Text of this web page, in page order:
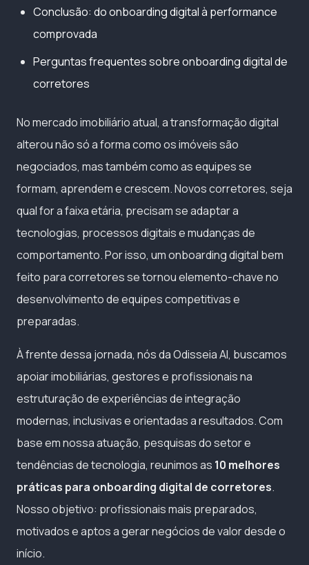
Conclusão: do onboarding digital à performance
comprovada
Perguntas frequentes sobre onboarding digital de
corretores
No mercado imobiliário atual, a transformação digital
alterou não só a forma como os imóveis são
negociados, mas também como as equipes se
formam, aprendem e crescem. Novos corretores, seja
qual for a faixa etária, precisam se adaptar a
tecnologias, processos digitais e mudanças de
comportamento. Por isso, um onboarding digital bem
feito para corretores se tornou elemento-chave no
desenvolvimento de equipes competitivas e
preparadas.
À frente dessa jornada, nós da Odisseia AI, buscamos
apoiar imobiliárias, gestores e profissionais na
estruturação de experiências de integração
modernas, inclusivas e orientadas a resultados. Com
base em nossa atuação, pesquisas do setor e
tendências de tecnologia, reunimos as 10 melhores
práticas para onboarding digital de corretores.
Nosso objetivo: profissionais mais preparados,
motivados e aptos a gerar negócios de valor desde o
início.